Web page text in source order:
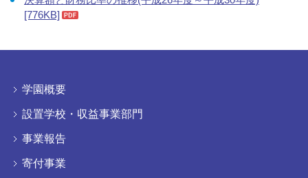
[776KB]
学園概要
設置学校・収益事業部門
事業報告
寄付事業